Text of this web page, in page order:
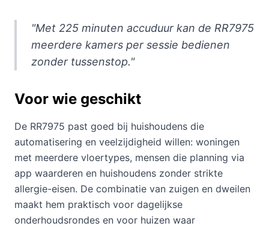
"Met 225 minuten accuduur kan de RR7975
meerdere kamers per sessie bedienen
zonder tussenstop."
Voor wie geschikt
De RR7975 past goed bij huishoudens die
automatisering en veelzijdigheid willen: woningen
met meerdere vloertypes, mensen die planning via
app waarderen en huishoudens zonder strikte
allergie-eisen. De combinatie van zuigen en dweilen
maakt hem praktisch voor dagelijkse
onderhoudsrondes en voor huizen waar